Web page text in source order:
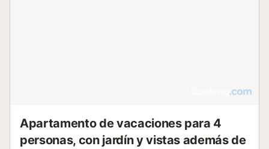
Apartamento de vacaciones para 4
personas, con jardín y vistas además de